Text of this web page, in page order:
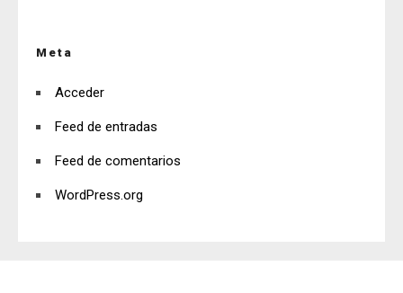
Meta
Acceder
Feed de entradas
Feed de comentarios
WordPress.org